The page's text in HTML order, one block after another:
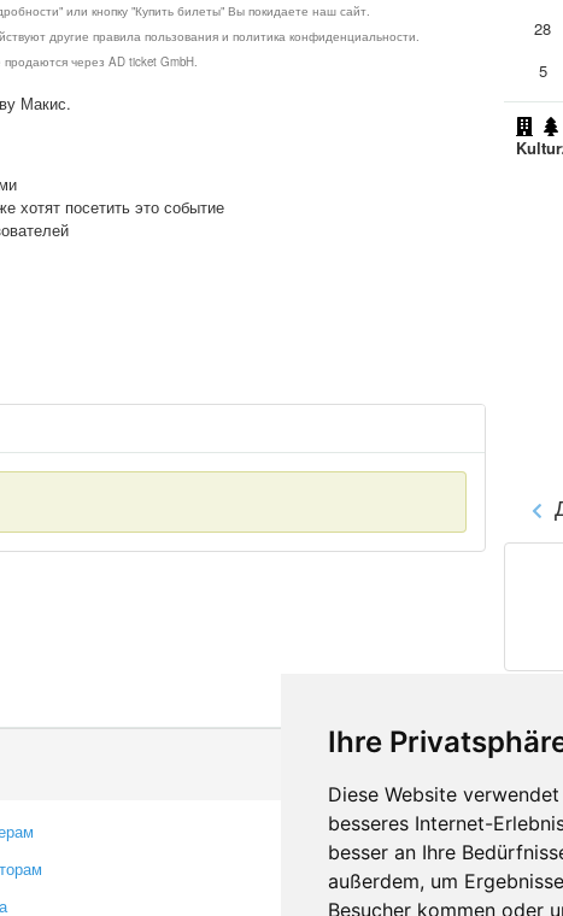
Ihre
Diese Website
besseres Internet-
besser an Ihre
außerdem, um
Besucher kommen oder
или кнопку "Купить билеты" Вы покидаете наш сайт.
другие правила пользования и политика конфиденциальности.
через AD ticket GmbH.
Макис.
хотят посетить это событие
28
5
Контакты
Оставить отзыв
Сообщить об ошибке